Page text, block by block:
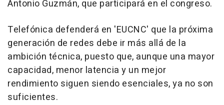
Antonio Guzmán, que participará en el congreso.
Telefónica defenderá en 'EUCNC' que la próxima
generación de redes debe ir más allá de la
ambición técnica, puesto que, aunque una mayor
capacidad, menor latencia y un mejor
rendimiento siguen siendo esenciales, ya no son
suficientes.